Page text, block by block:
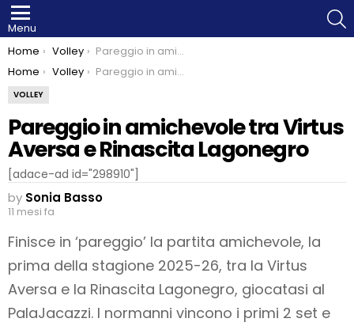
Menu
You are here:
Home Volley
Pareggio in amichevole tra Virtus Aversa e Rinascita Lagonegro
You are here:
Home Volley Pareggio in amichevole tra Virtus Aversa e Rinascita Lagonegro
VOLLEY
Pareggio in amichevole tra Virtus
Aversa e Rinascita Lagonegro
[adace-ad id="298910"]
by Sonia Basso
11 mesi fa
Finisce in ‘pareggio’ la partita amichevole, la
prima della stagione 2025-26, tra la Virtus
Aversa e la Rinascita Lagonegro, giocatasi al
PalaJacazzi. I normanni vincono i primi 2 set e